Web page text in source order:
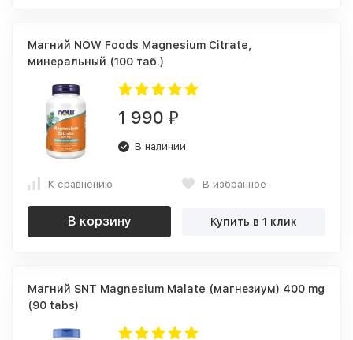
Магний NOW Foods Magnesium Citrate,
минеральный (100 таб.)
1 990 ₽
В наличии
К сравнению В избранное
В корзину Купить в 1 клик
Магний SNT Magnesium Malate (магнезиум) 400 mg
(90 tabs)